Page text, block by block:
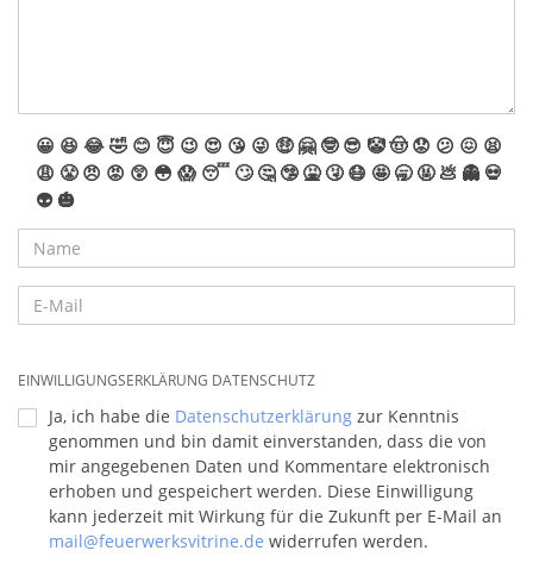
😀 😆 😂🤣 😊 😇 😉 😍 😘 😜 🤑 🤗 🤓 😎 🤡🤠 😟 😕 😖 😫
😩 😤 😠 😡 😲 😳 😱 😴 🙄 🤔 🤥 🤮 🤧 😷 🤩 🥱 🤬 💩 👻 💀
👽 🎃
EINWILLIGUNGSERKLÄRUNG DATENSCHUTZ
Ja, ich habe die Datenschutzerklärung zur Kenntnis
genommen und bin damit einverstanden, dass die von
mir angegebenen Daten und Kommentare elektronisch
erhoben und gespeichert werden. Diese Einwilligung
kann jederzeit mit Wirkung für die Zukunft per E-Mail an
mail@feuerwerksvitrine.de widerrufen werden.